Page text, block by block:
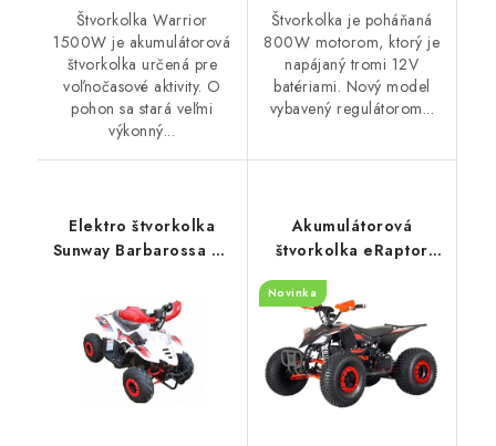
Štvorkolka Warrior
1500W je akumulátorová
štvorkolka určená pre
voľnočasové aktivity. O
pohon sa stará veľmi
výkonný...
Štvorkolka je poháňaná
800W motorom, ktorý je
napájaný tromi 12V
batériami. Nový model
vybavený regulátorom...
Elektro štvorkolka
Sunway Barbarossa RS
- Červená
Akumulátorová
štvorkolka eRaptor
1500W - Červená
Novinka